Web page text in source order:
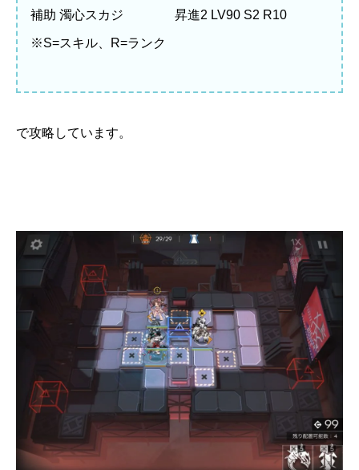
補助 濁心スカジ 昇進2 LV90 S2 R10
※S=スキル、R=ランク
で攻略しています。